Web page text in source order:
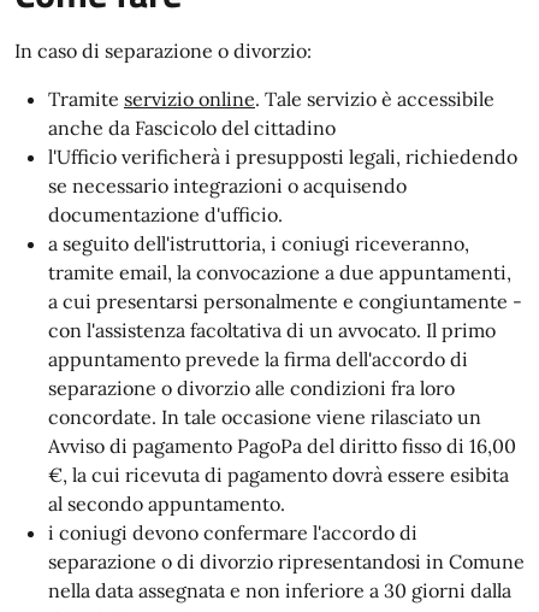
In caso di separazione o divorzio:
Tramite servizio online. Tale servizio è accessibile
anche da Fascicolo del cittadino
l'Ufficio verificherà i presupposti legali, richiedendo
se necessario integrazioni o acquisendo
documentazione d'ufficio.
a seguito dell'istruttoria, i coniugi riceveranno,
tramite email, la convocazione a due appuntamenti,
a cui presentarsi personalmente e congiuntamente -
con l'assistenza facoltativa di un avvocato. Il primo
appuntamento prevede la firma dell'accordo di
separazione o divorzio alle condizioni fra loro
concordate. In tale occasione viene rilasciato un
Avviso di pagamento PagoPa del diritto fisso di 16,00
€, la cui ricevuta di pagamento dovrà essere esibita
al secondo appuntamento.
i coniugi devono confermare l'accordo di
separazione o di divorzio ripresentandosi in Comune
nella data assegnata e non inferiore a 30 giorni dalla